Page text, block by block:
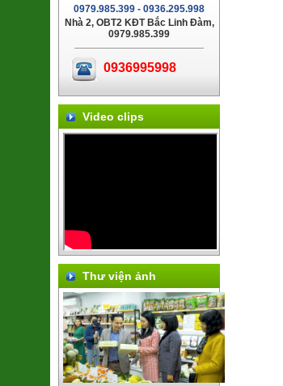
0979.985.399 - 0936.295.998
Nhà 2, OBT2 KĐT Bắc Linh Đàm,
0979.985.399
0936995998
Video clips
Thư viện ảnh